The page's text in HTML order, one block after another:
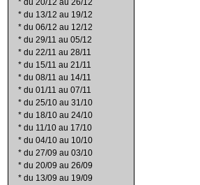
* du 20/12 au 26/12
* du 13/12 au 19/12
* du 06/12 au 12/12
* du 29/11 au 05/12
* du 22/11 au 28/11
* du 15/11 au 21/11
* du 08/11 au 14/11
* du 01/11 au 07/11
* du 25/10 au 31/10
* du 18/10 au 24/10
* du 11/10 au 17/10
* du 04/10 au 10/10
* du 27/09 au 03/10
* du 20/09 au 26/09
* du 13/09 au 19/09